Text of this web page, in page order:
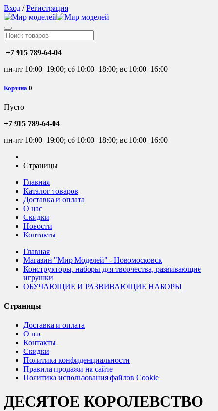
Вход /Регистрация
+7 915 789-64-04
пн-пт 10:00–19:00; сб 10:00–18:00; вс 10:00–16:00
Корзина 0
Пусто
+7 915 789-64-04
пн-пт 10:00–19:00; сб 10:00–18:00; вс 10:00–16:00
Страницы
Главная
Каталог товаров
Доставка и оплата
О нас
Скидки
Новости
Контакты
Главная
Магазин "Мир Моделей" - Новомосковск
Конструкторы, наборы для творчества, развивающие
игрушки
ОБУЧАЮЩИЕ И РАЗВИВАЮЩИЕ НАБОРЫ
Страницы
Доставка и оплата
О нас
Контакты
Скидки
Политика конфиденциальности
Правила продажи на сайте
Политика использования файлов Cookie
ДЕСЯТОЕ КОРОЛЕВСТВО